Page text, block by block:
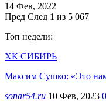
14 Фев, 2022
Пред След 1 из 5 067
Топ недели:
ХК СИБИРЬ
Максим Сушко: «Это
sonar54.ru 10 Фев, 2023 0